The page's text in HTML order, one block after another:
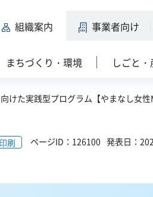
組織案内 事業者向け
まちづくり・環境 しごと
けた実践型プログラム【やまなし女
印刷 ページID：126100 発表日：